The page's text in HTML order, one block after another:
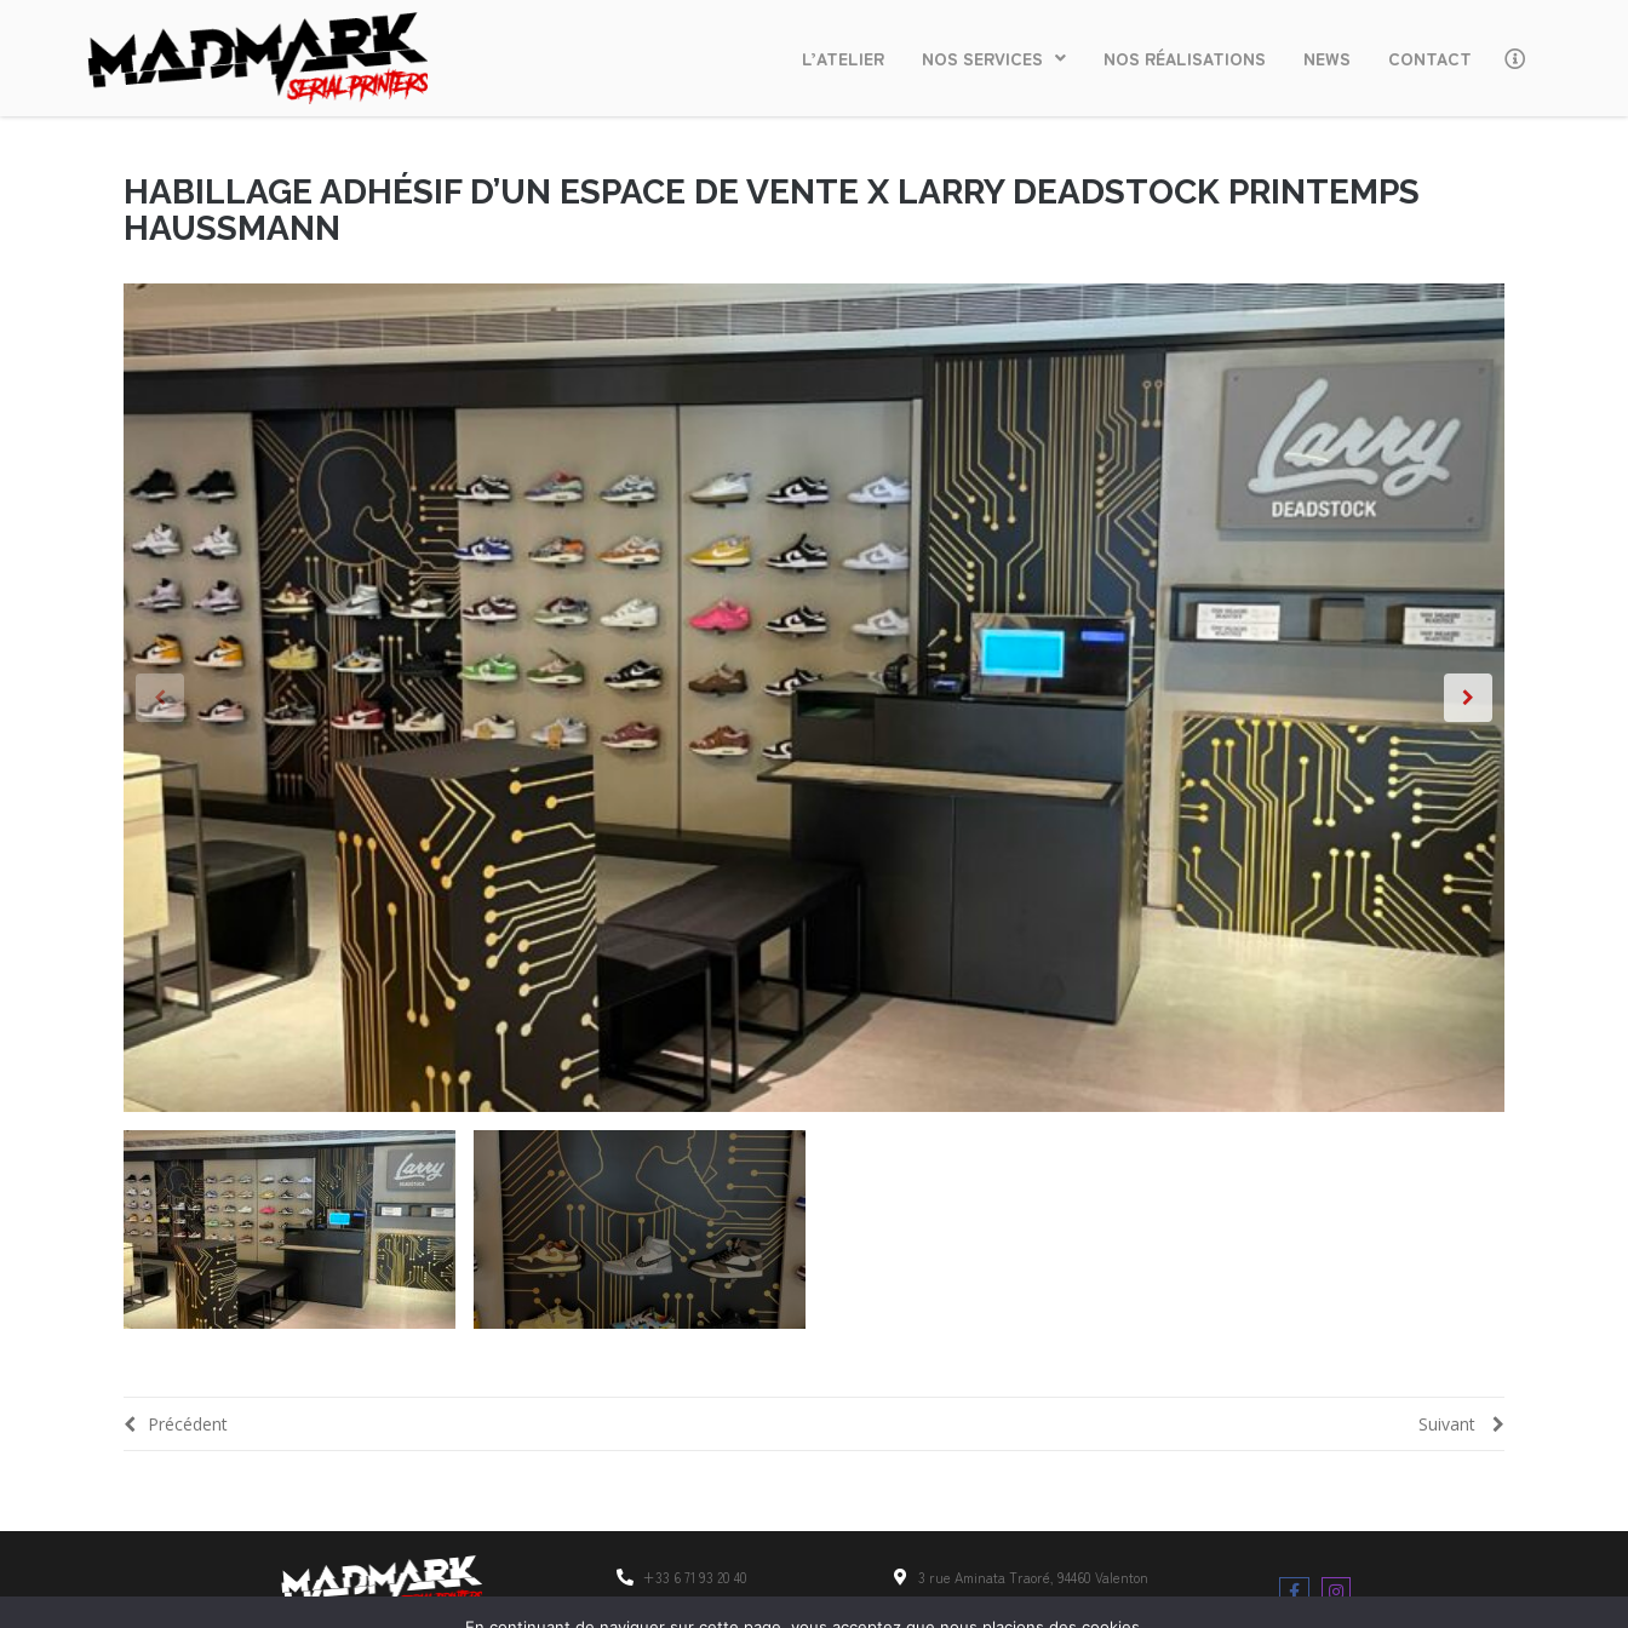
L’ATELIER NOS SERVICES NOS RÉALISATIONS NEWS CONTACT
HABILLAGE ADHÉSIF D’UN ESPACE DE VENTE X LARRY DEADSTOCK PRINTEMPS
HAUSSMANN
Précédent Suivant
Impression numérique grand format
+33 6 71 93 20 40
3 rue Aminata Traoré, 94460 Valenton